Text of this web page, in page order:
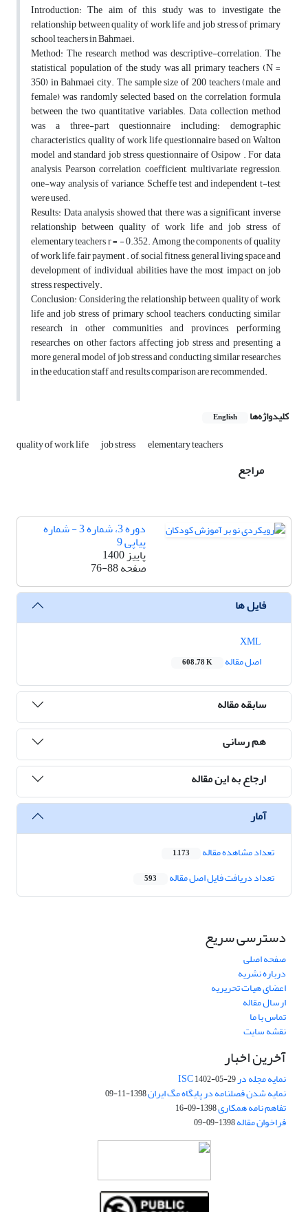
Introduction: The aim of this study was to investigate the
relationship between quality of work life and job stress of primary
school teachers in Bahmaei.
Method: The research method was descriptive-correlation. The
statistical population of the study was all primary teachers (N =
350) in Bahmaei city. The sample size of 200 teachers (male and
female) was randomly selected based on the correlation formula
between the two quantitative variables. Data collection method
was a three-part questionnaire including: demographic
characteristics, quality of work life questionnaire based on Walton
model and standard job stress questionnaire of Osipow . For data
analysis, Pearson correlation coefficient, multivariate regression,
one-way analysis of variance, Scheffe test and independent t-test
were used.
Results: Data analysis showed that there was a significant inverse
relationship between quality of work life and job stress of
elementary teachers r = - 0.352. Among the components of quality
of work life, fair payment . of, social fitness, general living space and
development of individual abilities have the most impact on job
stress, respectively.
Conclusion: Considering the relationship between quality of work
life and job stress of primary school teachers, conducting similar
research in other communities and provinces, performing
researches on other factors affecting job stress and presenting a
more general model of job stress and conducting similar researches
in the education staff and results comparison are recommended.
کلیدواژه‌ها English
quality of work life job stress elementary teachers
مراجع
دوره 3، شماره 3 - شماره
پیاپی 9
پاییز 1400
صفحه76-88
فایل ها
اصل مقاله
608.78 K
سابقه مقاله
هم رسانی
ارجاع به این مقاله
آمار
تعداد مشاهده مقاله 1,173
تعداد دریافت فایل اصل مقاله 593
دسترسی سریع
صفحه اصلی
درباره نشریه
اعضای هیات تحریریه
ارسال مقاله
تماس با ما
نقشه سایت
آخرین اخبار
نمایه مجله در ISC1402-05-29
نمایه شدن فصلنامه در پایگاه مگ ایران1398-11-09
تفاهم نامه همکاری1398-09-16
فراخوان مقاله1398-09-09